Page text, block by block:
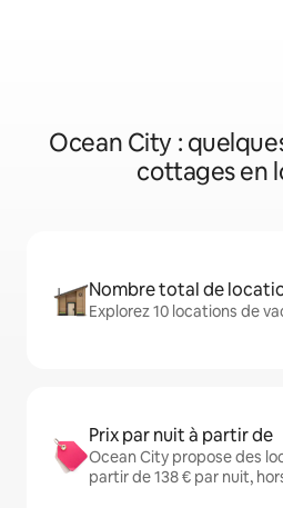
Ocean City :
cottages en
Nombre total de
Explorez 10 locations de
Prix par nuit à partir de
Ocean City propose des
partir de 138 € par nuit,